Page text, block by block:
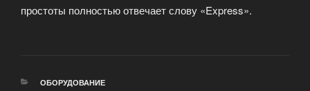
простоты полностью отвечает слову «Express».
РУБРИКИ
ОБОРУДОВАНИЕ